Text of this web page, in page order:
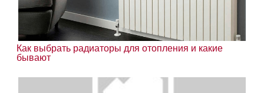
Как выбрать радиаторы для отопления и какие
бывают